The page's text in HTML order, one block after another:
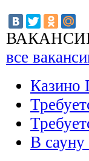
все
Казино
В